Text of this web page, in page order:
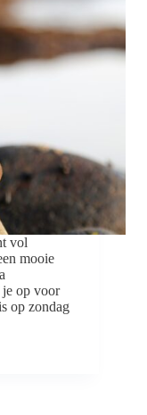
vol
mooie
je op voor
op zondag